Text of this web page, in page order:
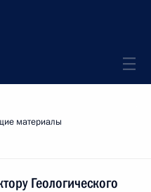
материалы
Геологического